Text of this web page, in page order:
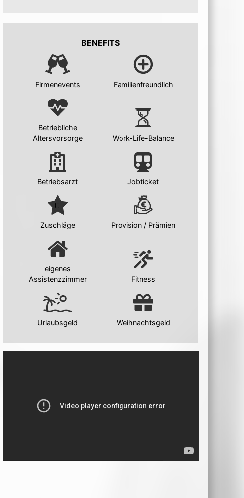
BENEFITS
Firmenevents Familienfreundlich
Betriebliche
Altersvorsorge
Work-Life-Balance
Betriebsarzt Jobticket
Zuschläge Provision / Prämien
eigenes
Assistenzzimmer
Fitness
Urlaubsgeld Weihnachtsgeld